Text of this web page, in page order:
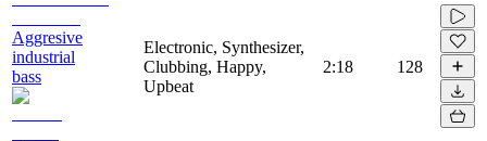
Aggresive
industrial
bass
Electronic, Synthesizer,
Clubbing, Happy,
Upbeat
2:18 128